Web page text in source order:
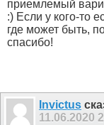
приемлемый
:) Если у кого-то
где может быть,
спасибо!
Invictus
11.06.2020